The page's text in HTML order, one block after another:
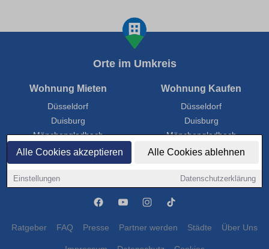
Alle Cookies akzeptieren Alle Cookies ablehnen
Einstellungen Datenschutzerklärung
Orte im Umkreis
Wohnung Mieten
Düsseldorf
Duisburg
Mönchengladbach
Krefeld
Oberhausen
Wohnung Kaufen
Düsseldorf
Duisburg
Mönchengladbach
Krefeld
Ratgeber FAQ Presse Partner werden Städte Über Uns